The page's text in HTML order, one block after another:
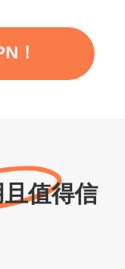
！
值得信